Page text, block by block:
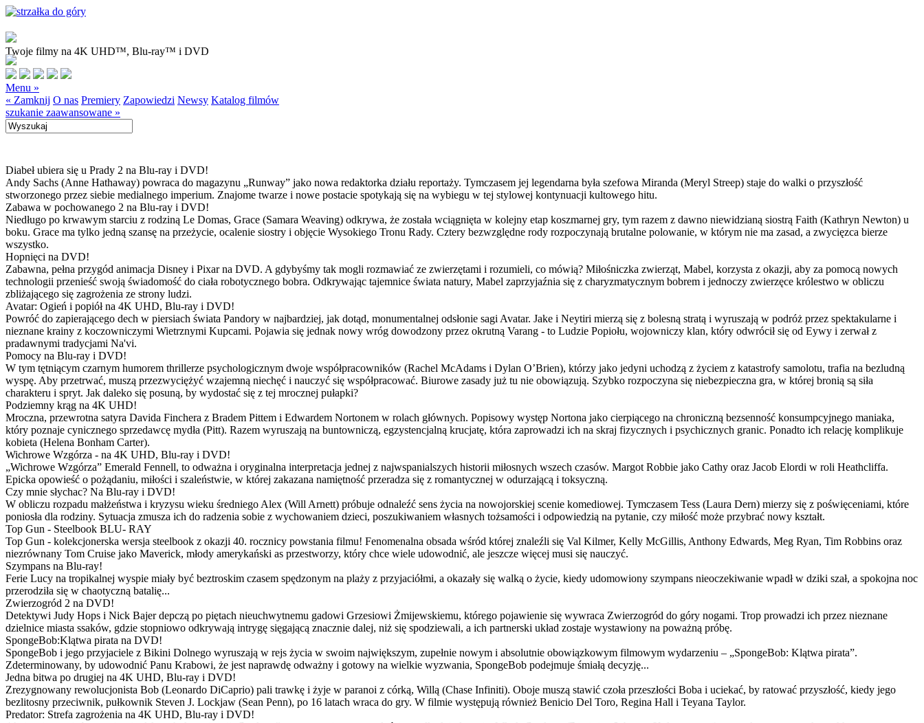
Twoje filmy na 4K UHD™, Blu-ray™ i DVD
Menu »
« Zamknij O nas Premiery Zapowiedzi Newsy Katalog filmów
szukanie zaawansowane »
Diabeł ubiera się u Prady 2 na Blu-ray i DVD!
Andy Sachs (Anne Hathaway) powraca do magazynu „Runway” jako nowa redaktorka działu reportaży. Tymczasem jej legendarna była szefowa Miranda (Meryl Streep) staje do walki o przyszłość
stworzonego przez siebie medialnego imperium. Znajome twarze i nowe postacie spotykają się na wybiegu w tej stylowej kontynuacji kultowego hitu.
Zabawa w pochowanego 2 na Blu-ray i DVD!
Niedługo po krwawym starciu z rodziną Le Domas, Grace (Samara Weaving) odkrywa, że została wciągnięta w kolejny etap koszmarnej gry, tym razem z dawno niewidzianą siostrą Faith (Kathryn Newton) u
boku. Grace ma tylko jedną szansę na przeżycie, ocalenie siostry i objęcie Wysokiego Tronu Rady. Cztery bezwzględne rody rozpoczynają brutalne polowanie, w którym nie ma zasad, a zwycięzca bierze
wszystko.
Hopnięci na DVD!
Zabawna, pełna przygód animacja Disney i Pixar na DVD. A gdybyśmy tak mogli rozmawiać ze zwierzętami i rozumieli, co mówią? Miłośniczka zwierząt, Mabel, korzysta z okazji, aby za pomocą nowych
technologii przenieść swoją świadomość do ciała robotycznego bobra. Odkrywając tajemnice świata natury, Mabel zaprzyjaźnia się z charyzmatycznym bobrem i jednoczy zwierzęce królestwo w obliczu
zbliżającego się zagrożenia ze strony ludzi.
Avatar: Ogień i popiół na 4K UHD, Blu-ray i DVD!
Powróć do zapierającego dech w piersiach świata Pandory w najbardziej, jak dotąd, monumentalnej odsłonie sagi Avatar. Jake i Neytiri mierzą się z bolesną stratą i wyruszają w podróż przez spektakularne i
nieznane krainy z koczowniczymi Wietrznymi Kupcami. Pojawia się jednak nowy wróg dowodzony przez okrutną Varang - to Ludzie Popiołu, wojowniczy klan, który odwrócił się od Eywy i zerwał z
pradawnymi tradycjami Na'vi.
Pomocy na Blu-ray i DVD!
W tym tętniącym czarnym humorem thrillerze psychologicznym dwoje współpracowników (Rachel McAdams i Dylan O’Brien), którzy jako jedyni uchodzą z życiem z katastrofy samolotu, trafia na bezludną
wyspę. Aby przetrwać, muszą przezwyciężyć wzajemną niechęć i nauczyć się współpracować. Biurowe zasady już tu nie obowiązują. Szybko rozpoczyna się niebezpieczna gra, w której bronią są siła
charakteru i spryt. Jak daleko się posuną, by wydostać się z tej mrocznej pułapki?
Podziemny krąg na 4K UHD!
Mroczna, przewrotna satyra Davida Finchera z Bradem Pittem i Edwardem Nortonem w rolach głównych. Popisowy występ Nortona jako cierpiącego na chroniczną bezsenność konsumpcyjnego maniaka,
który poznaje cynicznego sprzedawcę mydła (Pitt). Razem wyruszają na buntowniczą, egzystencjalną krucjatę, która zaprowadzi ich na skraj fizycznych i psychicznych granic. Ponadto ich relację komplikuje
kobieta (Helena Bonham Carter).
Wichrowe Wzgórza - na 4K UHD, Blu-ray i DVD!
„Wichrowe Wzgórza” Emerald Fennell, to odważna i oryginalna interpretacja jednej z najwspanialszych historii miłosnych wszech czasów. Margot Robbie jako Cathy oraz Jacob Elordi w roli Heathcliffa.
Epicka opowieść o pożądaniu, miłości i szaleństwie, w której zakazana namiętność przeradza się z romantycznej w odurzającą i toksyczną.
Czy mnie słychac? Na Blu-ray i DVD!
W obliczu rozpadu małżeństwa i kryzysu wieku średniego Alex (Will Arnett) próbuje odnaleźć sens życia na nowojorskiej scenie komediowej. Tymczasem Tess (Laura Dern) mierzy się z poświęceniami, które
poniosła dla rodziny. Sytuacja zmusza ich do radzenia sobie z wychowaniem dzieci, poszukiwaniem własnych tożsamości i odpowiedzią na pytanie, czy miłość może przybrać nowy kształt.
Top Gun - Steelbook BLU- RAY
Top Gun - kolekcjonerska wersja steelbook z okazji 40. rocznicy powstania filmu! Fenomenalna obsada wśród której znaleźli się Val Kilmer, Kelly McGillis, Anthony Edwards, Meg Ryan, Tim Robbins oraz
niezrównany Tom Cruise jako Maverick, młody amerykański as przestworzy, który chce wiele udowodnić, ale jeszcze więcej musi się nauczyć.
Szympans na Blu-ray!
Ferie Lucy na tropikalnej wyspie miały być beztroskim czasem spędzonym na plaży z przyjaciółmi, a okazały się walką o życie, kiedy udomowiony szympans nieoczekiwanie wpadł w dziki szał, a spokojna noc
przerodziła się w chaotyczną batalię...
Zwierzogród 2 na DVD!
Detektywi Judy Hops i Nick Bajer depczą po piętach nieuchwytnemu gadowi Grzesiowi Żmijewskiemu, którego pojawienie się wywraca Zwierzogród do góry nogami. Trop prowadzi ich przez nieznane
dzielnice miasta ssaków, gdzie stopniowo odkrywają intrygę sięgającą znacznie dalej, niż się spodziewali, a ich partnerski układ zostaje wystawiony na poważną próbę.
SpongeBob:Klątwa pirata na DVD!
SpongeBob i jego przyjaciele z Bikini Dolnego wyruszają w rejs życia w swoim największym, zupełnie nowym i absolutnie obowiązkowym filmowym wydarzeniu – „SpongeBob: Klątwa pirata”.
Zdeterminowany, by udowodnić Panu Krabowi, że jest naprawdę odważny i gotowy na wielkie wyzwania, SpongeBob podejmuje śmiałą decyzję...
Jedna bitwa po drugiej na 4K UHD, Blu-ray i DVD!
Zrezygnowany rewolucjonista Bob (Leonardo DiCaprio) pali trawkę i żyje w paranoi z córką, Willą (Chase Infiniti). Oboje muszą stawić czoła przeszłości Boba i uciekać, by ratować przyszłość, kiedy jego
bezlitosny przeciwnik, pułkownik Steven J. Lockjaw (Sean Penn), po 16 latach wraca do gry. W filmie występują również Benicio Del Toro, Regina Hall i Teyana Taylor.
Predator: Strefa zagrożenia na 4K UHD, Blu-ray i DVD!